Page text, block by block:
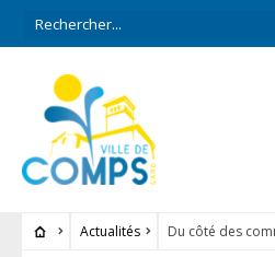
Actualités Du côté des